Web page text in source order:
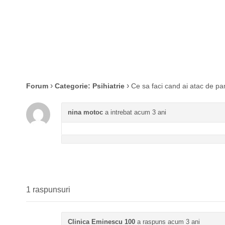
Forum › Categorie: Psihiatrie › Ce sa faci cand ai atac de
nina motoc a intrebat acum 3 ani
1 raspunsuri
Clinica Eminescu 100 a raspuns acum 3 ani